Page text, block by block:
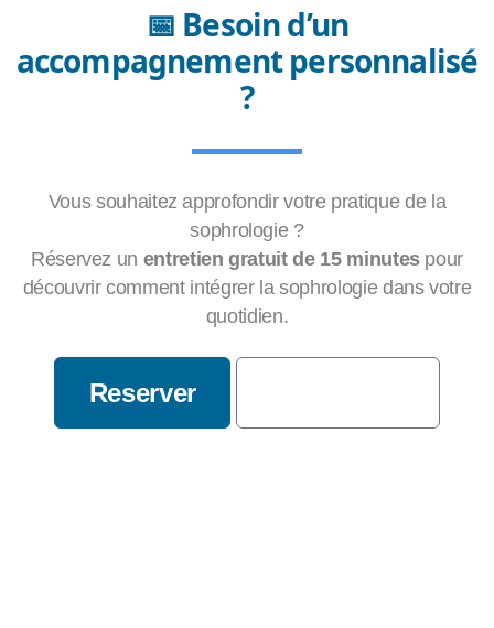
📅 Besoin d’un
accompagnement personnalisé
?
Vous souhaitez approfondir votre pratique de la
sophrologie ?
Réservez un entretien gratuit de 15 minutespour
découvrir comment intégrer la sophrologie dans votre
quotidien.
Reserver